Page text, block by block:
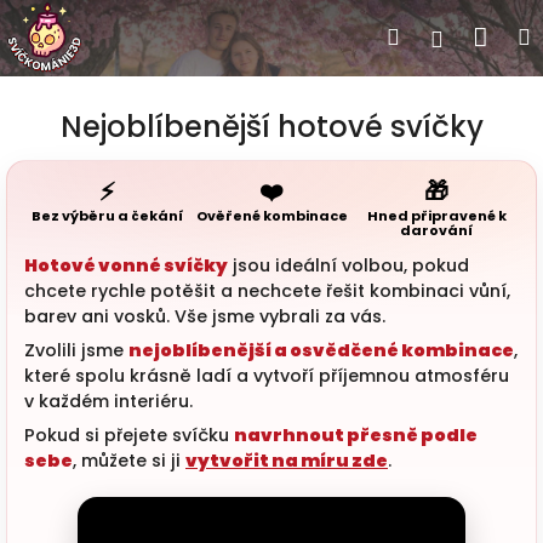
Přejít na obsah
Hledat
3D
zvířátka
Naše
Vás
Nejoblíbenější hotové svíčky
⚡
Bez výběru a čekání
❤️
Ověřené kombinace
🎁
Hned připravené k
darování
Hotové vonné svíčky jsou ideální volbou, pokud
chcete rychle potěšit a nechcete řešit kombinaci vůní,
barev ani vosků. Vše jsme vybrali za vás.
Zvolili jsme nejoblíbenější a osvědčené kombinace,
které spolu krásně ladí a vytvoří příjemnou atmosféru
v každém interiéru.
Pokud si přejete svíčku navrhnout přesně podle
sebe, můžete si ji vytvořit na míru zde.